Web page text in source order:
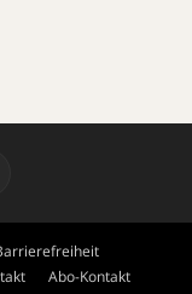
Abo-Kontakt